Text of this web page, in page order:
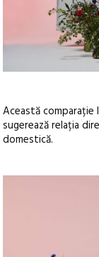
Această comparație
sugerează relația
domestică.